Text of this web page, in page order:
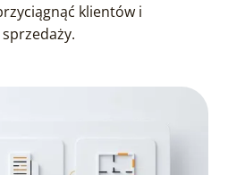
klientów i